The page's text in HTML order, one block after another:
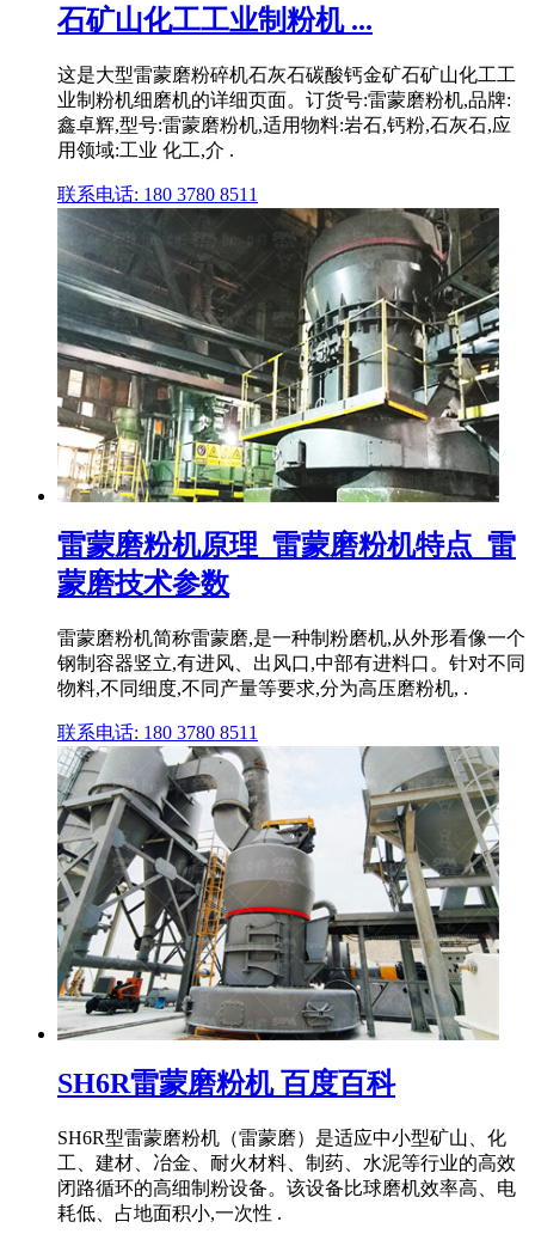
石矿山化工工业制粉机 ...
这是大型雷蒙磨粉碎机石灰石碳酸钙金矿石矿山化工工
业制粉机细磨机的详细页面。订货号:雷蒙磨粉机,品牌:
鑫卓辉,型号:雷蒙磨粉机,适用物料:岩石,钙粉,石灰石,应
用领域:工业 化工,介 .
联系电话: 180 3780 8511
雷蒙磨粉机原理_雷蒙磨粉机特点_雷
蒙磨技术参数
雷蒙磨粉机简称雷蒙磨,是一种制粉磨机,从外形看像一个
钢制容器竖立,有进风、出风口,中部有进料口。针对不同
物料,不同细度,不同产量等要求,分为高压磨粉机, .
联系电话: 180 3780 8511
SH6R雷蒙磨粉机 百度百科
SH6R型雷蒙磨粉机（雷蒙磨）是适应中小型矿山、化
工、建材、冶金、耐火材料、制药、水泥等行业的高效
闭路循环的高细制粉设备。该设备比球磨机效率高、电
耗低、占地面积小,一次性 .